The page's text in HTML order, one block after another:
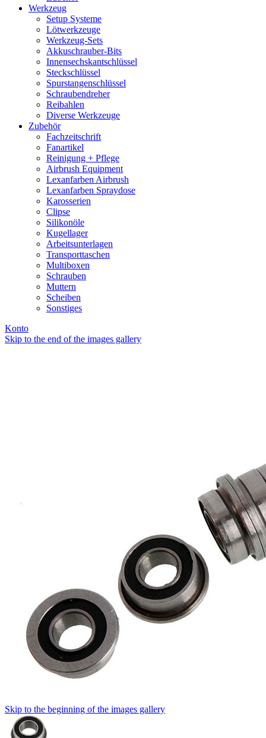
Werkzeug
Setup Systeme
Lötwerkzeuge
Werkzeug-Sets
Akkuschrauber-Bits
Innensechskantschlüssel
Steckschlüssel
Spurstangenschlüssel
Schraubendreher
Reibahlen
Diverse Werkzeuge
Zubehör
Fachzeitschrift
Fanartikel
Reinigung + Pflege
Airbrush Equipment
Lexanfarben Airbrush
Lexanfarben Spraydose
Karosserien
Clipse
Silikonöle
Kugellager
Arbeitsunterlagen
Transporttaschen
Multiboxen
Schrauben
Muttern
Scheiben
Sonstiges
Konto
Skip to the end of the images gallery
Skip to the beginning of the images gallery